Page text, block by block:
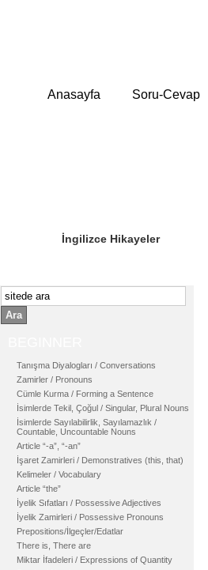
Anasayfa Soru-Cevap
İngilizce Hikayeler
Ara
Tanışma Diyalogları / Conversations
Zamirler / Pronouns
Cümle Kurma / Forming a Sentence
İsimlerde Tekil, Çoğul / Singular, Plural Nouns
İsimlerde Sayılabilirlik, Sayılamazlık /
Countable, Uncountable Nouns
Article “-a”, “-an”
İşaret Zamirleri / Demonstratives (this, that)
Kelimeler / Vocabulary
Article “the”
İyelik Sıfatları / Possessive Adjectives
İyelik Zamirleri / Possessive Pronouns
Prepositions/İlgeçler/Edatlar
There is, There are
Miktar İfadeleri / Expressions of Quantity